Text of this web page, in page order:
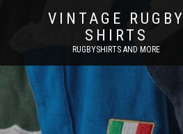
VINTAGE RUGBY
SHIRTS
RUGBYSHIRTS AND MORE